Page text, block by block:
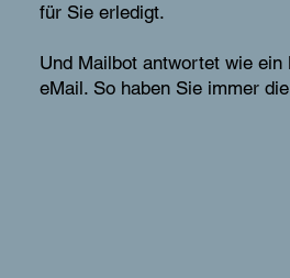
für Sie erledigt.
Und Mailbot antwortet wie ein
eMail. So haben Sie immer